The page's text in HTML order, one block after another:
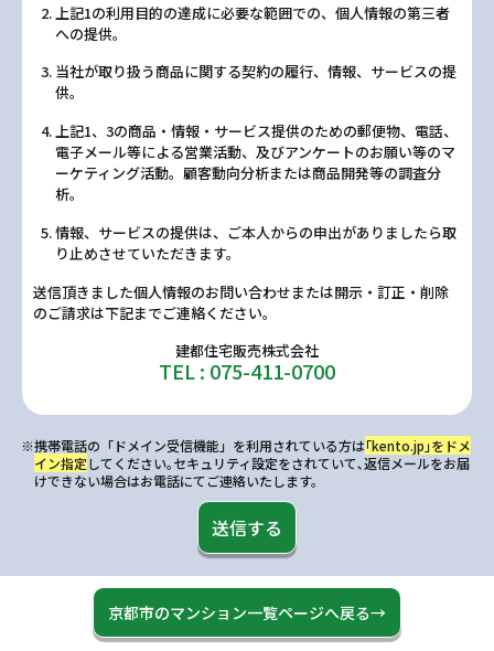
上記1の利用目的の達成に必要な範囲での、個人情報の第三者
への提供。
当社が取り扱う商品に関する契約の履行、情報、サービスの提
供。
上記1、3の商品・情報・サービス提供のための郵便物、電話、
電子メール等による営業活動、及びアンケートのお願い等のマ
ーケティング活動。顧客動向分析または商品開発等の調査分
析。
情報、サービスの提供は、ご本人からの申出がありましたら取
り止めさせていただきます。
送信頂きました個人情報のお問い合わせまたは開示・訂正・削除
のご請求は下記までご連絡ください。
建都住宅販売株式会社
TEL : 075-411-0700
※携帯電話の「ドメイン受信機能」を利用されている方は｢kento.jp｣をドメ
イン指定してください｡セキュリティ設定をされていて､返信メールをお届
けできない場合はお電話にてご連絡いたします。
送信する
京都市のマンション一覧ページへ戻る→